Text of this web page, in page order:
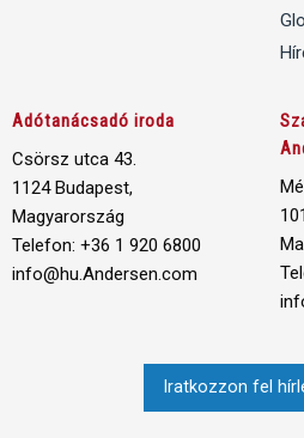
Adótanácsadó iroda
Csörsz utca 43.
1124 Budapest,
Magyarország
Telefon: +36 1 920 6800
info@hu.Andersen.com
Iratkozzon fel